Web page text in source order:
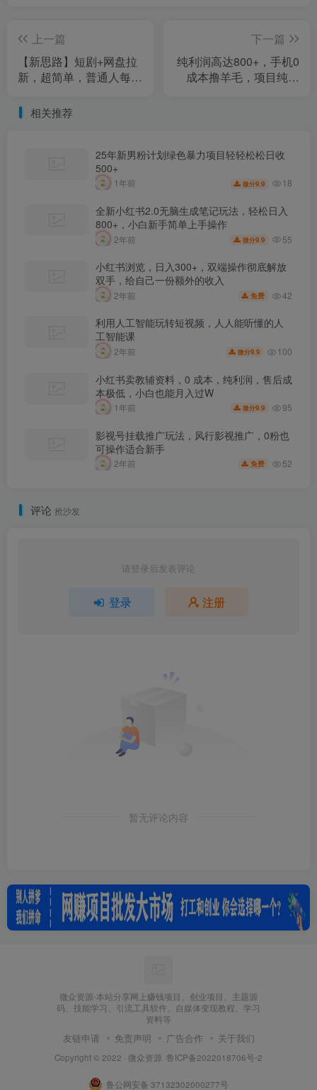
上一篇
【新思路】短剧+网盘拉
新，超简单，普通人每月
下一篇
纯利润高达800+，手机0
成本撸羊毛，项目纯绿
相关推荐
25年新男粉计划绿色暴力项目轻轻松松日收
500+
1年前 微分9.9 18
全新小红书2.0无脑生成笔记玩法，轻松日入
800+，小白新手简单上手操作
2年前 微分9.9 55
小红书浏览，日入300+，双端操作彻底解放
双手，给自己一份额外的收入
2年前 免费 42
利用人工智能玩转短视频，人人能听懂的人
工智能课
2年前 微分9.9 100
小红书卖教辅资料，0 成本，纯利润，售后成
本极低，小白也能月入过W
1年前 微分9.9 95
影视号挂载推广玩法，风行影视推广，0粉也
可操作适合新手
2年前 免费 52
评论 抢沙发
请登录后发表评论
登录 注册
暂无评论内容
微众资源-本站分享网上赚钱项目、创业项目、主题源
码、技能学习、引流工具软件、自媒体变现教程、学习
资料等
友链申请 免责声明 广告合作 关于我们
Copyright © 2022 · 微众资源 ·鲁ICP备2022018706号-2
鲁公网安备 37132302000277号